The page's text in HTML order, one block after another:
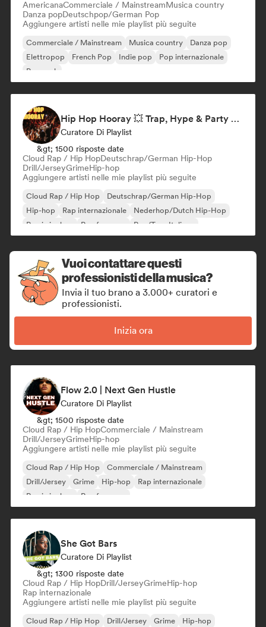
AmericanaCommerciale / MainstreamMusica country
Danza popDeutschpop/German Pop
Aggiungere artisti nelle mie playlist più seguite
Commerciale / Mainstream Musica country
Danza pop
Elettropop
French Pop Indie pop
Pop internazionale
Pop rock
Hip Hop Hooray 💥 Trap, Hype & Party Rap Bangers
Curatore Di Playlist
&gt; 1500 risposte date
Cloud Rap / Hip HopDeutschrap/German Hip-Hop
Drill/JerseyGrimeHip-hop
Aggiungere artisti nelle mie playlist più seguite
Cloud Rap / Hip Hop
Deutschrap/German Hip-Hop
Hip-hop
Rap internazionale
Nederhop/Dutch Hip-Hop
Rap in inglese
Rap francese Rap/Trap Italiano
Vuoi contattare questi
professionisti della musica?
Invia il tuo brano a 3.000+ curatori e
professionisti.
Inizia ora
Flow 2.0 | Next Gen Hustle
Curatore Di Playlist
&gt; 1500 risposte date
Cloud Rap / Hip HopCommerciale / Mainstream
Drill/JerseyGrimeHip-hop
Aggiungere artisti nelle mie playlist più seguite
Cloud Rap / Hip Hop
Commerciale / Mainstream
Drill/Jersey
Grime Hip-hop
Rap internazionale
Rap in inglese
Rap francese
She Got Bars
Curatore Di Playlist
&gt; 1300 risposte date
Cloud Rap / Hip HopDrill/JerseyGrimeHip-hop
Rap internazionale
Aggiungere artisti nelle mie playlist più seguite
Cloud Rap / Hip Hop Drill/Jersey Grime
Hip-hop